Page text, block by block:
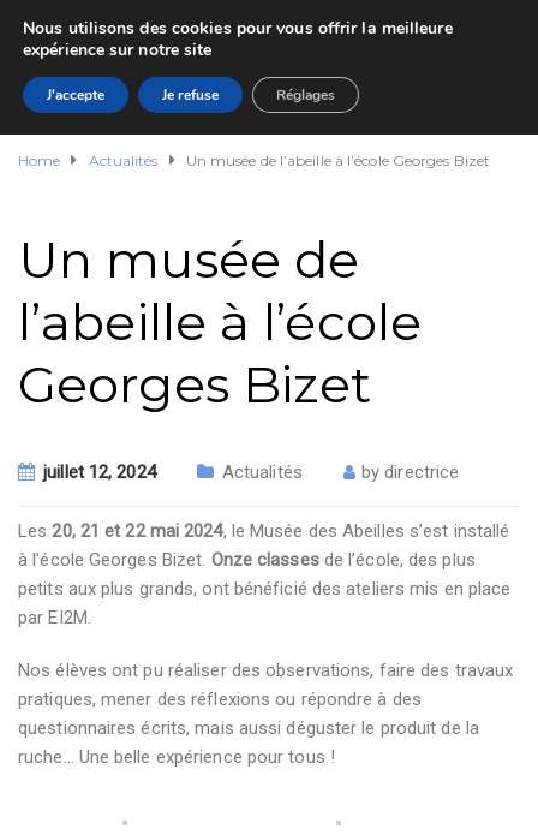
Home Actualités Un musée de l’abeille à l’école Georges Bizet
Un musée de
l’abeille à l’école
Georges Bizet
juillet 12, 2024 Actualités bydirectrice
Les20, 21 et 22 mai 2024, le Musée des Abeilles s’est installé
à l’école Georges Bizet. Onze classesde l’école, des plus
petits aux plus grands, ont bénéficié des ateliers mis en place
par EI2M.
Nos élèves ont pu réaliser des observations, faire des travaux
pratiques, mener des réflexions ou répondre à des
questionnaires écrits, mais aussi déguster le produit de la
ruche… Une belle expérience pour tous !
Nous utilisons des cookies pour vous offrir la meilleure
expérience sur notre site
J'accepte Je refuse Réglages